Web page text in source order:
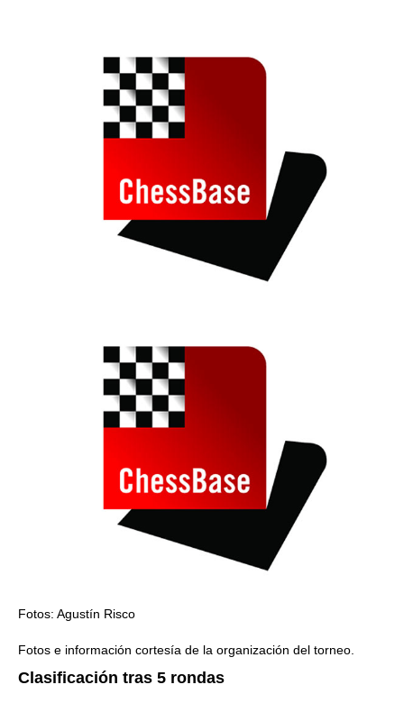
Fotos: Agustín Risco
Fotos e información cortesía de la organización del torneo.
Clasificación tras 5 rondas